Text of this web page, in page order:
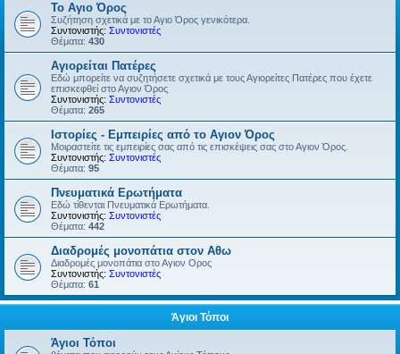
Το Αγιο Όρος
Συζήτηση σχετικά με το Αγιο Όρος γενικότερα.
Συντονιστής: Συντονιστές
Θέματα: 430
Αγιορείται Πατέρες
Εδώ μπορείτε να συζητήσετε σχετικά με τους Αγιορείτες Πατέρες που έχετε
επισκεφθεί στο Αγιον Όρος
Συντονιστής: Συντονιστές
Θέματα: 265
Ιστορίες - Εμπειρίες από το Αγιον Όρος
Μοιραστείτε τις εμπειρίες σας από τις επισκέψεις σας στο Αγιον Όρος.
Συντονιστής: Συντονιστές
Θέματα: 95
Πνευματικά Ερωτήματα
Εδώ τίθενται Πνευματικά Ερωτήματα.
Συντονιστής: Συντονιστές
Θέματα: 442
Διαδρομές μονοπάτια στον Αθω
Διαδρομές μονοπάτια στο Αγιον Ορος
Συντονιστής: Συντονιστές
Θέματα: 61
Άγιοι Τόποι
Άγιοι Τόποι